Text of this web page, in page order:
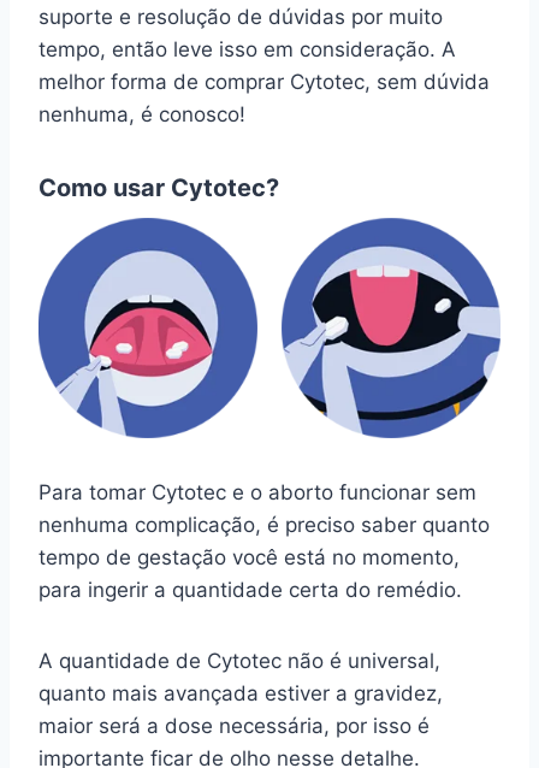
suporte e resolução de dúvidas por muito
tempo, então leve isso em consideração. A
melhor forma de comprar Cytotec, sem dúvida
nenhuma, é conosco!
Como usar Cytotec?
Para tomar Cytotec e o aborto funcionar sem
nenhuma complicação, é preciso saber quanto
tempo de gestação você está no momento,
para ingerir a quantidade certa do remédio.
A quantidade de Cytotec não é universal,
quanto mais avançada estiver a gravidez,
maior será a dose necessária, por isso é
importante ficar de olho nesse detalhe.